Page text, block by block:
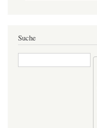
Suche
Suche